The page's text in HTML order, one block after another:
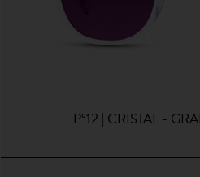
P°12 | CRISTAL -